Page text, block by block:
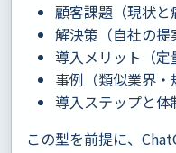
顧客課題（現状と
解決策（自社の提
導入メリット（定
事例（類似業界・
導入ステップと体
この型を前提に、